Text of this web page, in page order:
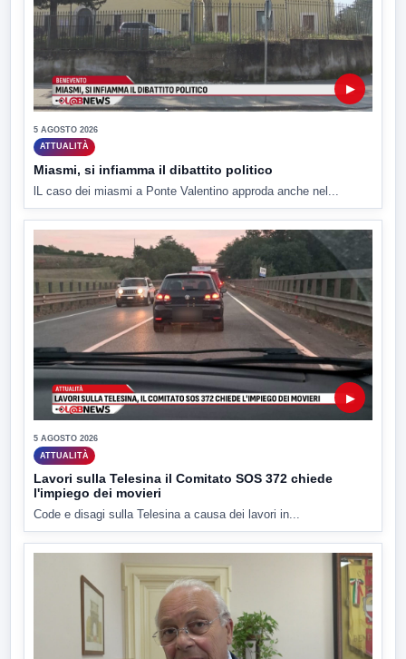
▶
5 AGOSTO 2026
ATTUALITÀ
Miasmi, si infiamma il dibattito politico
lL caso dei miasmi a Ponte Valentino approda anche nel...
▶
5 AGOSTO 2026
ATTUALITÀ
Lavori sulla Telesina il Comitato SOS 372 chiede
l'impiego dei movieri
Code e disagi sulla Telesina a causa dei lavori in...